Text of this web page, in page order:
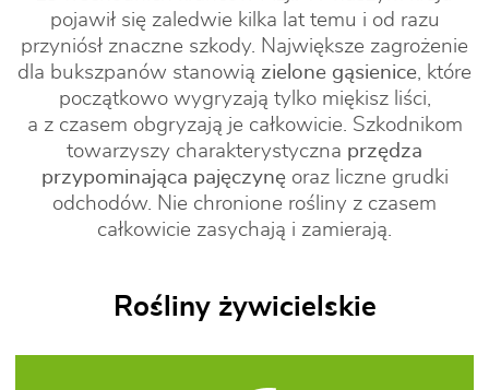
pojawił się zaledwie kilka lat temu i od razu
przyniósł znaczne szkody. Największe zagrożenie
dla bukszpanów stanowią zielone gąsienice, które
początkowo wygryzają tylko miękisz liści,
a z czasem obgryzają je całkowicie. Szkodnikom
towarzyszy charakterystyczna przędza
przypominająca pajęczynęoraz liczne grudki
odchodów. Nie chronione rośliny z czasem
całkowicie zasychają i zamierają.
Rośliny żywicielskie